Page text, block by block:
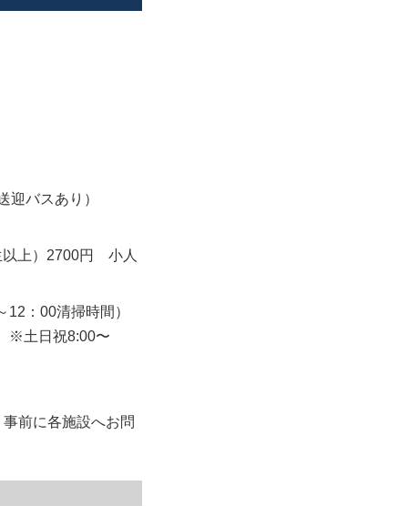
迎バスあり）
以上）2700円 小人
：00清掃時間）
※土日祝8:00〜
前に各施設へお問